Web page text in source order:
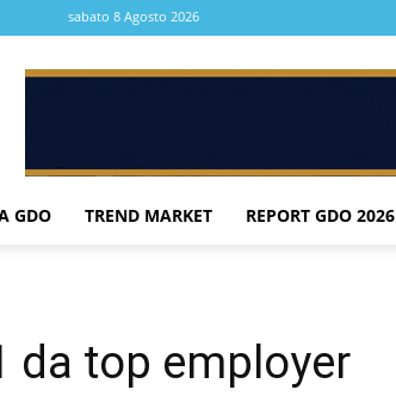
sabato 8 Agosto 2026
GDO TREND MARKET REPORT GDO 2026
da top employer